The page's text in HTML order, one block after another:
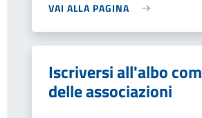
VAI ALLA PAGINA
Iscriversi all'albo
delle associazioni